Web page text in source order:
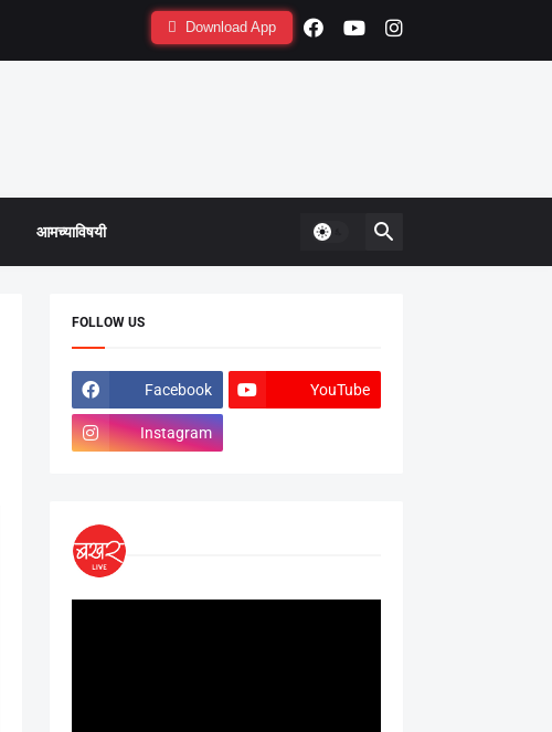
Download App
आमच्याविषयी
FOLLOW US
Facebook YouTube
Instagram